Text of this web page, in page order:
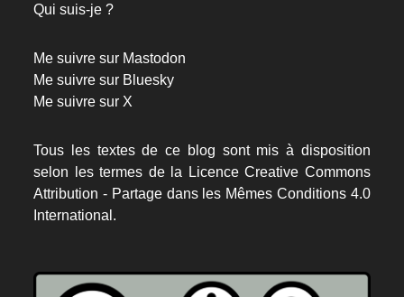
Qui suis-je ?
Me suivre sur Mastodon
Me suivre sur Bluesky
Me suivre sur X
Tous les textes de ce blog sont mis à disposition
selon les termes de la
Licence Creative Commons
Attribution - Partage dans les Mêmes Conditions 4.0
International.